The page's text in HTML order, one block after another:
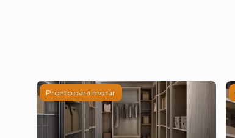
Pronto para morar